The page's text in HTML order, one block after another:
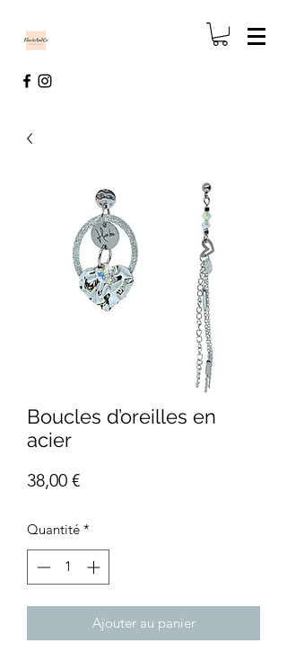
Boucles d’oreilles en
acier
38,00 €Prix
Quantité *
Ajouter au panier